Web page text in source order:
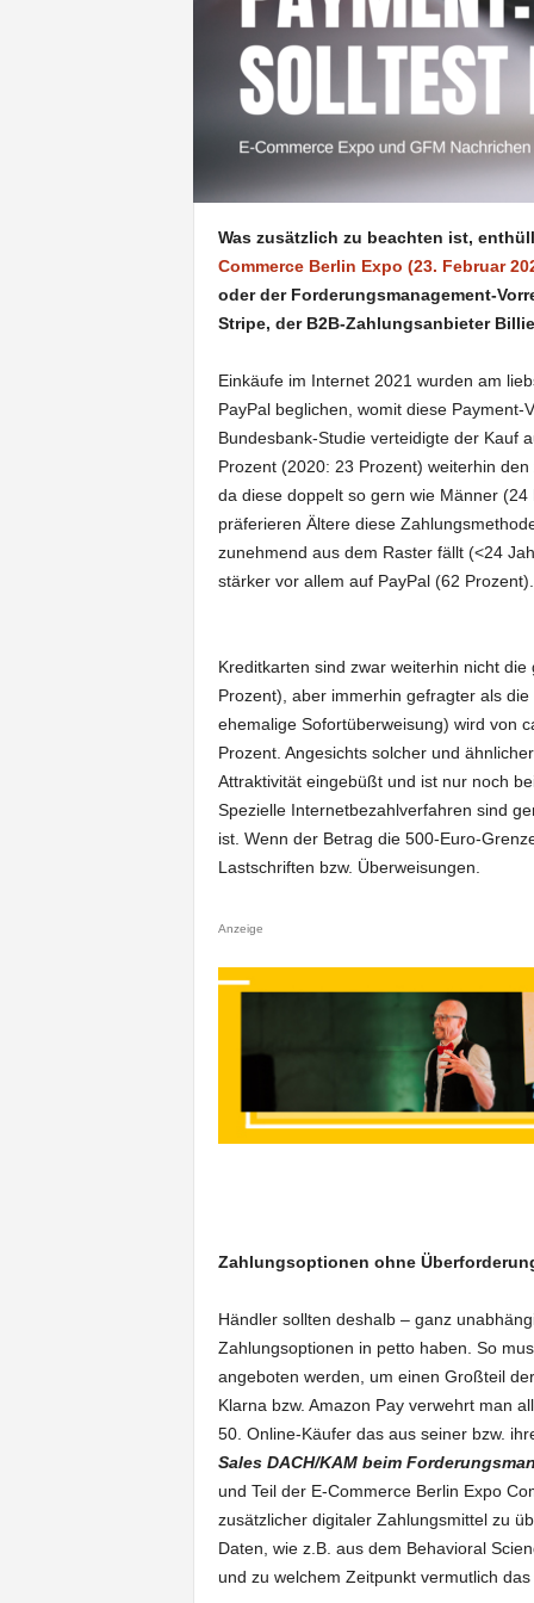
Was zusätzlich zu beachten ist,
Commerce Berlin Expo (23. Februar
oder der Forderungsmanagement-
Stripe, der B2B-Zahlungsanbieter
Einkäufe im Internet 2021 wurden am
PayPal beglichen, womit diese
Bundesbank-Studie verteidigte der Kauf
Prozent (2020: 23 Prozent) weiterhin
da diese doppelt so gern wie Männer
präferieren Ältere diese
zunehmend aus dem Raster fällt (<24
stärker vor allem auf PayPal (62 Prozent).
Kreditkarten sind zwar weiterhin nicht
Prozent), aber immerhin gefragter als
ehemalige Sofortüberweisung) wird von
Prozent. Angesichts solcher und
Attraktivität eingebüßt und ist nur noch
Spezielle Internetbezahlverfahren sind
ist. Wenn der Betrag die 500-Euro-
Lastschriften bzw. Überweisungen.
Anzeige
Zahlungsoptionen ohne
Händler sollten deshalb – ganz
Zahlungsoptionen in petto haben. So
angeboten werden, um einen Großteil
Klarna bzw. Amazon Pay verwehrt man
50. Online-Käufer das aus seiner bzw.
Sales DACH/KAM beim
und Teil der E-Commerce Berlin Expo
zusätzlicher digitaler Zahlungsmittel zu
Daten, wie z.B. aus dem Behavioral
und zu welchem Zeitpunkt vermutlich das